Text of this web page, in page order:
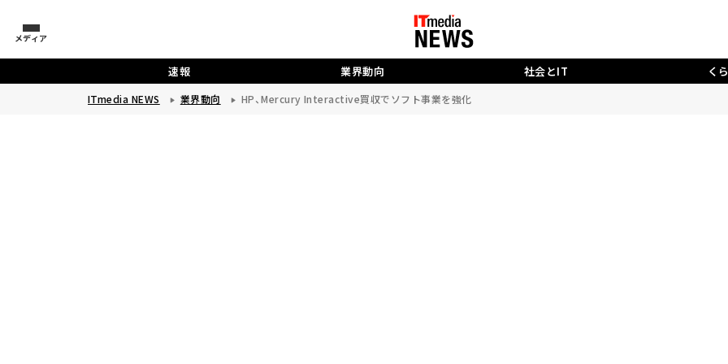
メディア
速報 業界動向 社会とIT く
ITmedia NEWS 業界動向 HP、Mercury Interactive買収でソフト事業を強化